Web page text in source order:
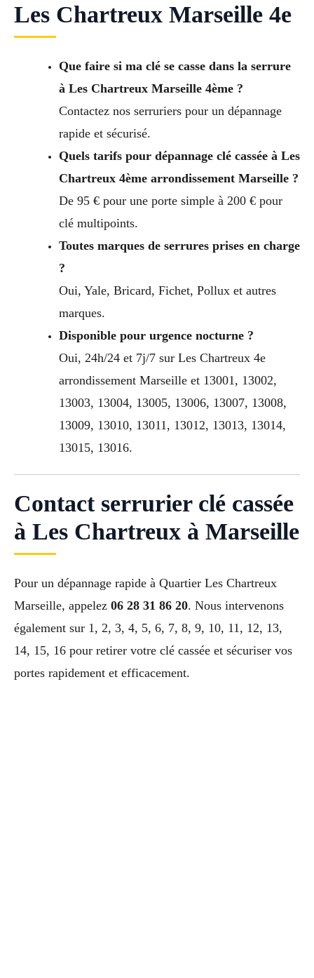
Les Chartreux Marseille 4e
Que faire si ma clé se casse dans la serrure
à Les Chartreux Marseille 4ème ?
Contactez nos serruriers pour un dépannage
rapide et sécurisé.
Quels tarifs pour dépannage clé cassée à Les
Chartreux 4ème arrondissement Marseille ?
De 95 € pour une porte simple à 200 € pour
clé multipoints.
Toutes marques de serrures prises en charge
?
Oui, Yale, Bricard, Fichet, Pollux et autres
marques.
Disponible pour urgence nocturne ?
Oui, 24h/24 et 7j/7 sur Les Chartreux 4e
arrondissement Marseille et 13001, 13002,
13003, 13004, 13005, 13006, 13007, 13008,
13009, 13010, 13011, 13012, 13013, 13014,
13015, 13016.
Contact serrurier clé cassée
à Les Chartreux à Marseille
Pour un dépannage rapide à Quartier Les Chartreux
Marseille, appelez 06 28 31 86 20. Nous intervenons
également sur 1, 2, 3, 4, 5, 6, 7, 8, 9, 10, 11, 12, 13,
14, 15, 16 pour retirer votre clé cassée et sécuriser vos
portes rapidement et efficacement.